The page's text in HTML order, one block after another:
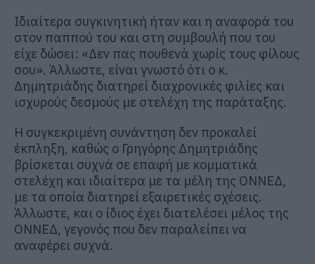
Ιδιαίτερα συγκινητική ήταν και η αναφορά του
στον παππού του και στη συμβουλή που του
είχε δώσει: «Δεν πας πουθενά χωρίς τους φίλους
σου». Άλλωστε, είναι γνωστό ότι ο κ.
Δημητριάδης διατηρεί διαχρονικές φιλίες και
ισχυρούς δεσμούς με στελέχη της παράταξης.
Η συγκεκριμένη συνάντηση δεν προκαλεί
έκπληξη, καθώς ο Γρηγόρης Δημητριάδης
βρίσκεται συχνά σε επαφή με κομματικά
στελέχη και ιδιαίτερα με τα μέλη της ΟΝΝΕΔ,
με τα οποία διατηρεί εξαιρετικές σχέσεις.
Άλλωστε, και ο ίδιος έχει διατελέσει μέλος της
ΟΝΝΕΔ, γεγονός που δεν παραλείπει να
αναφέρει συχνά.